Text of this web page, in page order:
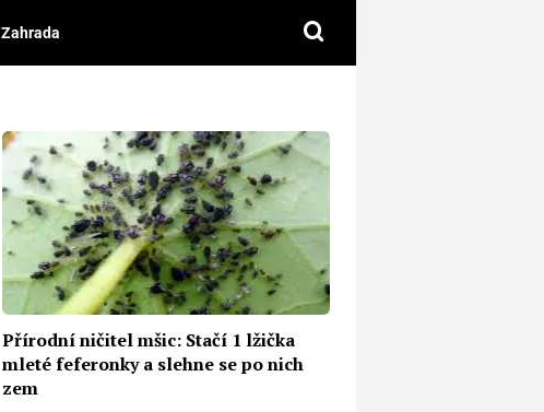
Zahrada
Přírodní ničitel mšic: Stačí 1 lžička
mleté feferonky a slehne se po nich
zem